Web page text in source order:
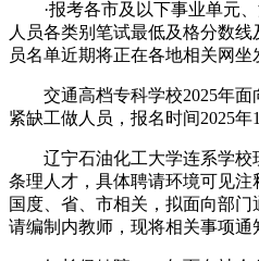
·报考各市及以下事业单元、
人员各类别笔试最低及格分数
员名单近期将正在各地相关网坐
交通高档专科学校2025年面
紧缺工做人员，报名时间2025年
辽宁石油化工大学连系学校
条理人才，具体聘请环境可见
国度、省、市相关，拟面向部
请编制内教师，现将相关事项通